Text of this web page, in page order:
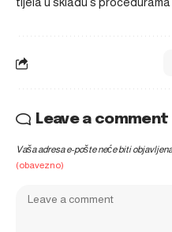
Leave a comment
Vaša adresa e-pošte neće biti
(obavezno)